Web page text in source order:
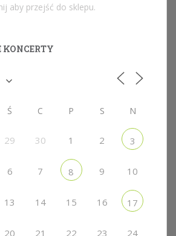
aby przejść do sklepu.
KONCERTY
Ś C P S N
29 30 1 2 3
6 7 8 9 10
13 14 15 16 17
20 21 22 23 24